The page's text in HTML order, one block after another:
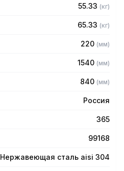
55.33 (кг)
65.33 (кг)
220 (мм)
1540 (мм)
840 (мм)
Россия
365
99168
Нержавеющая сталь aisi 304